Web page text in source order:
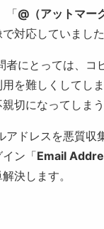
「@（アットマー
対応していました
者にとっては、コ
を難しくしてし
切になってしまう
アドレスを悪質収
ン「Email
決します。